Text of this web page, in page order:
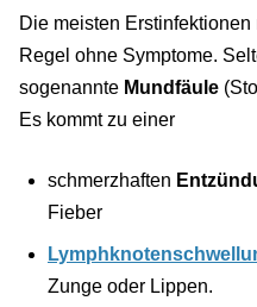
Die meisten
Regel ohne Symptome.
sogenannte Mundfäule
Es kommt zu einer
schmerzhaften
Fieber
Zunge oder Lippen.